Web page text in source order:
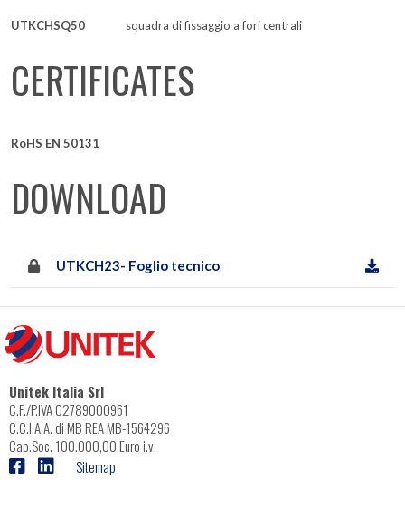
UTKCHSQ50 squadra di fissaggio a fori centrali
CERTIFICATES
RoHS EN 50131
DOWNLOAD
UTKCH23- Foglio tecnico
Unitek Italia Srl
C.F./P.IVA 02789000961
C.C.I.A.A. di MB REA MB-1564296
Cap.Soc. 100.000,00 Euro i.v.
Sitemap